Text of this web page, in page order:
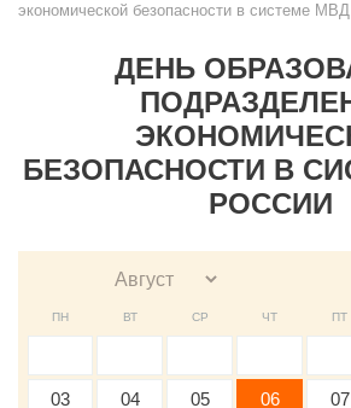
экономической безопасности в системе
ДЕНЬ
БЕЗОПАСНОСТИ В
РОССИИ
ПН ВТ СР ЧТ ПТ
03 04 05 06 07